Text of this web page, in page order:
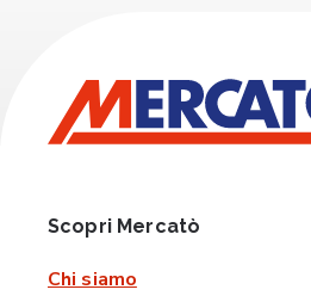
Scopri Mercatò
Chi siamo